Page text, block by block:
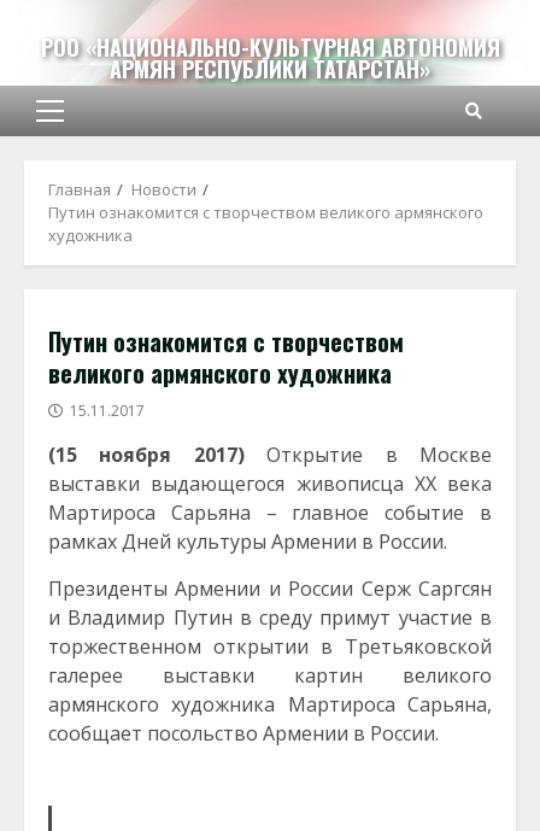
содержимому
РОО «НАЦИОНАЛЬНО-КУЛЬТУРНАЯ АВТОНОМИЯ
АРМЯН РЕСПУБЛИКИ ТАТАРСТАН»
Основное
Главная
Новости
Путин ознакомится с творчеством великого армянского
художника
Путин ознакомится с творчеством
великого армянского художника
15.11.2017
(15 ноября 2017)Открытие в Москве
выставки выдающегося живописца XX века
Мартироса Сарьяна – главное событие в
рамках Дней культуры Армении в России.
Президенты Армении и России Серж Саргсян
и Владимир Путин в среду примут участие в
торжественном открытии в Третьяковской
галерее выставки картин великого
армянского художника Мартироса Сарьяна,
сообщает посольство Армении в России.